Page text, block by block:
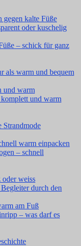
gegen kalte Füße
oder kuschelig
– schick für ganz
als warm und bequem
und warm
und warm
Strandmode
warm einpacken
– schnell
oder weiss
durch den
am Fuß
– was darf es